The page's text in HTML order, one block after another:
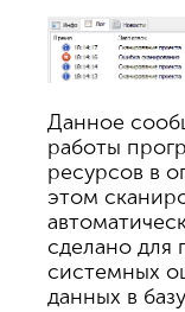
Данное
работы
ресурсов в
этом
сделано для
системных
данных в